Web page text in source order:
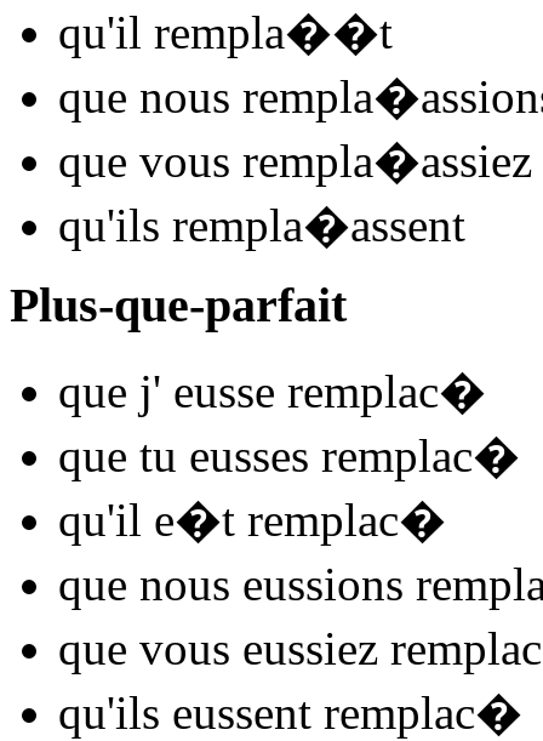
qu'il rempla��t
que nous rempla�
que vous rempla�assiez
qu'ils rempla�assent
Plus-que-parfait
que j' eusse remplac�
que tu eusses remplac�
qu'il e�t remplac�
que nous eussions
que vous eussiez remplac
qu'ils eussent remplac�